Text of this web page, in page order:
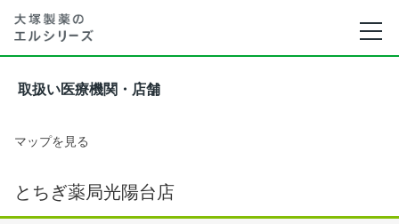
取扱い医療機関・店舗
マップを見る
とちぎ薬局光陽台店